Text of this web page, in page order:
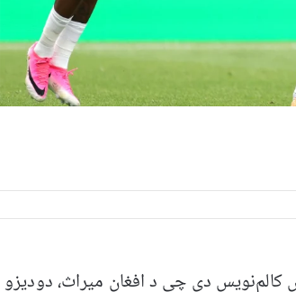
دی چې د افغان میراث، دودیزو